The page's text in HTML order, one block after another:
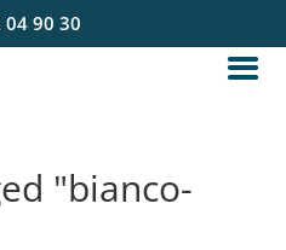
04 90 30
"bianco-